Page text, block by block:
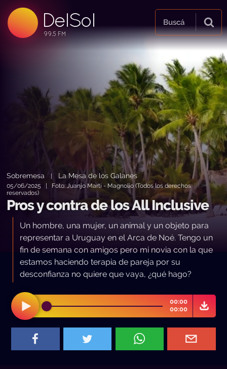
DelSol
99.5 FM
99.5 FM
99.5 FM
Buscá
Sobremesa La Mesa de los Galanes
05/06/2025 | Foto: Juanjo Martí - Magnolio (Todos los derechos
reservados)
Pros y contra de los All Inclusive
Un hombre, una mujer, un animal y un objeto para
representar a Uruguay en el Arca de Noé. Tengo un
fin de semana con amigos pero mi novia con la que
estamos haciendo terapia de pareja por su
desconfianza no quiere que vaya, ¿qué hago?
00:00
00:00